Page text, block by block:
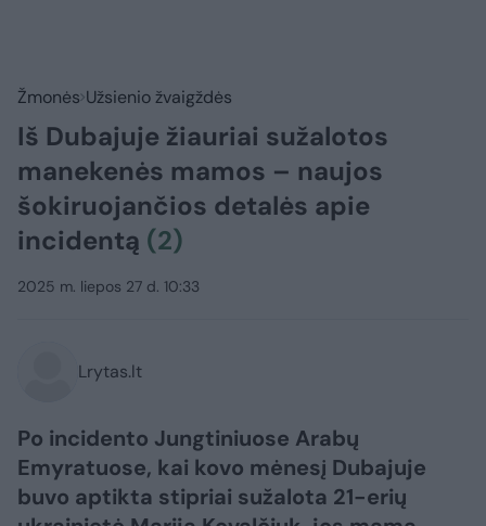
Žmonės Užsienio žvaigždės
Iš Dubajuje žiauriai sužalotos
manekenės mamos – naujos
šokiruojančios detalės apie
incidentą (2)
2025 m. liepos 27 d. 10:33
Lrytas.lt
Po incidento Jungtiniuose Arabų
Emyratuose, kai kovo mėnesį Dubajuje
buvo aptikta stipriai sužalota 21-erių